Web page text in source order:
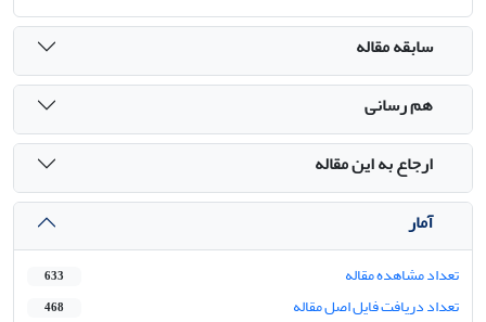
سابقه مقاله
هم رسانی
ارجاع به این مقاله
آمار
تعداد مشاهده مقاله 633
تعداد دریافت فایل اصل مقاله 468